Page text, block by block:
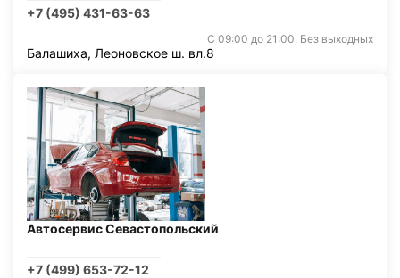
+7 (495) 431-63-63
С 09:00 до 21:00. Без выходных
Балашиха, Леоновское ш. вл.8
Автосервис Севастопольский
+7 (499) 653-72-12